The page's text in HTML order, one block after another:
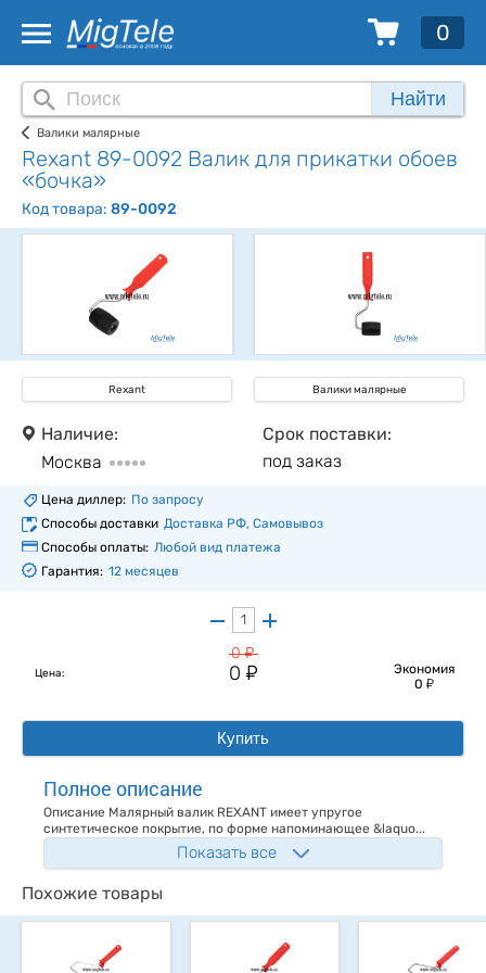
0
Найти
Валики малярные
Rexant 89-0092 Валик для прикатки обоев
«бочка»
Код товара: 89-0092
Rexant Валики малярные
Наличие:
Москва
Срок поставки:
под заказ
Цена диллер: По запросу
Способы доставки Доставка РФ, Самовывоз
Способы оплаты: Любой вид платежа
Гарантия: 12 месяцев
Цена:
0у
0 у
Экономия
0у
Купить
Полное описание
Описание Малярный валик REXANT имеет упругое
синтетическое покрытие, по форме напоминающее &laquo...
Показать все
Похожие товары